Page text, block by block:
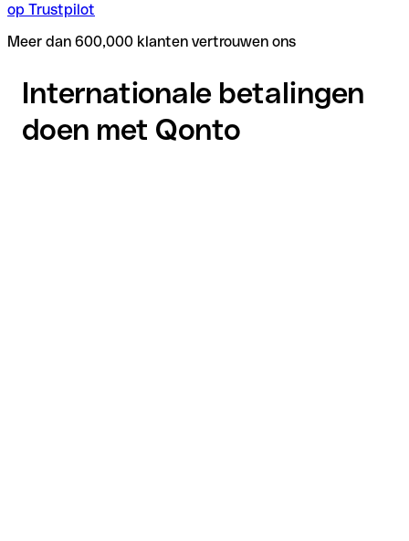
op Trustpilot
Meer dan 600,000 klanten vertrouwen ons
Internationale betalingen
doen met Qonto